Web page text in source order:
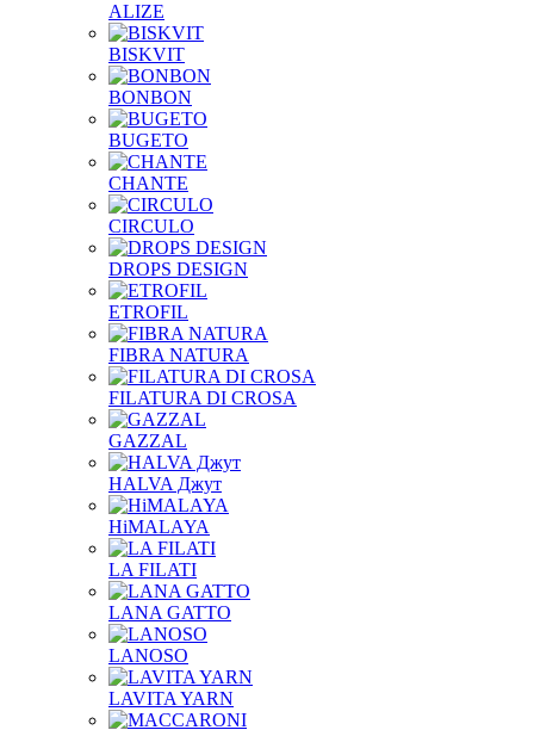
ALIZE
BISKVIT
BONBON
BUGETO
CHANTE
CIRCULO
DROPS DESIGN
ETROFIL
FIBRA NATURA
FILATURA DI CROSA
GAZZAL
HALVA Джут
HiMALAYA
LA FILATI
LANA GATTO
LANOSO
LAVITA YARN